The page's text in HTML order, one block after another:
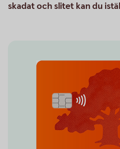
skadat och slitet kan du